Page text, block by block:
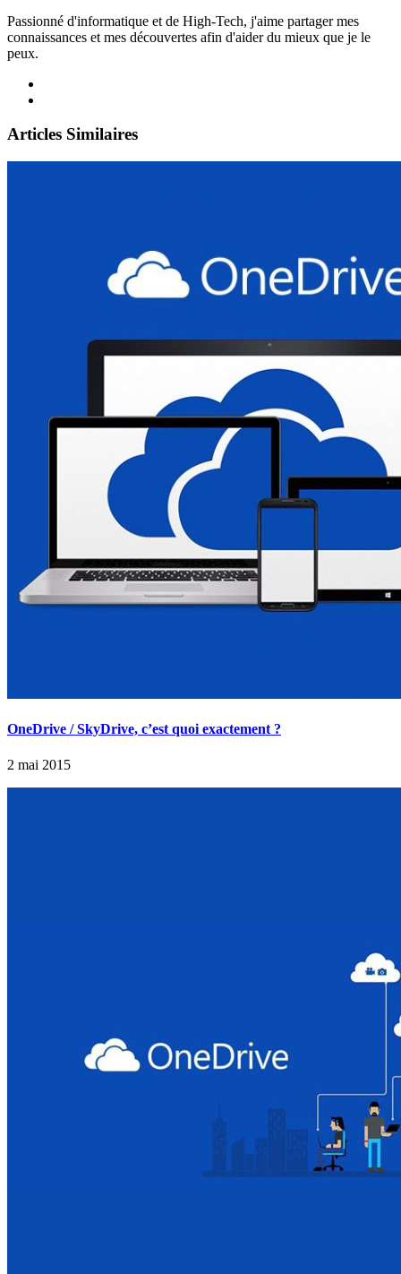
Passionné d'informatique et de High-Tech, j'aime partager mes
connaissances et mes découvertes afin d'aider du mieux que je le
peux.
Articles Similaires
OneDrive / SkyDrive, c’est quoi exactement ?
2 mai 2015